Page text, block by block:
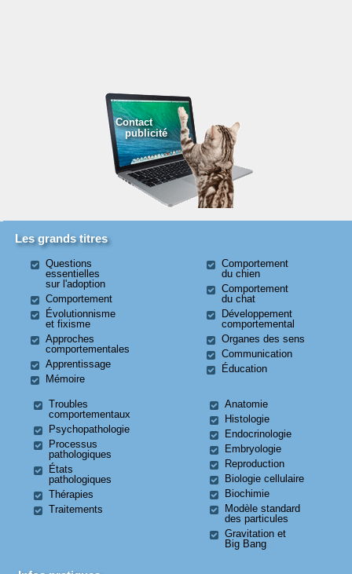
Contact
publicité
Les grands titres
Questions
essentielles
sur l'adoption
Comportement
Évolutionnisme
et fixisme
Approches
comportementales
Apprentissage
Mémoire
Comportement
du chien
Comportement
du chat
Développement
comportemental
Organes des sens
Communication
Éducation
Troubles
comportementaux
Psychopathologie
Processus
pathologiques
États
pathologiques
Thérapies
Traitements
Anatomie
Histologie
Endocrinologie
Embryologie
Reproduction
Biologie cellulaire
Biochimie
Modèle standard
des particules
Gravitation et
Big Bang